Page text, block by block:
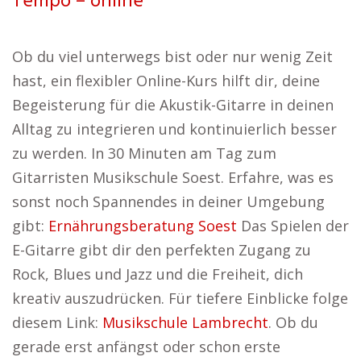
Ob du viel unterwegs bist oder nur wenig Zeit
hast, ein flexibler Online-Kurs hilft dir, deine
Begeisterung für die Akustik-Gitarre in deinen
Alltag zu integrieren und kontinuierlich besser
zu werden. In 30 Minuten am Tag zum
Gitarristen Musikschule Soest. Erfahre, was es
sonst noch Spannendes in deiner Umgebung
gibt: Ernährungsberatung Soest Das Spielen der
E-Gitarre gibt dir den perfekten Zugang zu
Rock, Blues und Jazz und die Freiheit, dich
kreativ auszudrücken. Für tiefere Einblicke folge
diesem Link: Musikschule Lambrecht. Ob du
gerade erst anfängst oder schon erste